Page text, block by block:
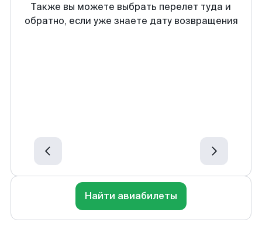
Также вы можете выбрать перелет туда и
обратно, если уже знаете дату возвращения
Найти авиабилеты